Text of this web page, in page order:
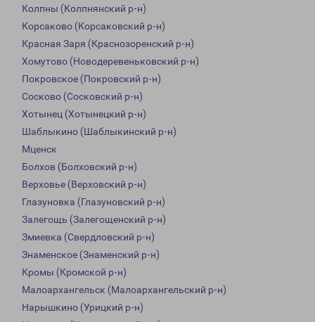
Колпны (Колпнянский р-н)
Корсаково (Корсаковский р-н)
Красная Заря (Краснозоренский р-н)
Хомутово (Новодеревеньковский р-н)
Покровское (Покровский р-н)
Сосково (Сосковский р-н)
Хотынец (Хотынецкий р-н)
Шаблыкино (Шаблыкинский р-н)
Мценск
Болхов (Болховский р-н)
Верховье (Верховский р-н)
Глазуновка (Глазуновский р-н)
Залегощь (Залегощенский р-н)
Змиевка (Свердловский р-н)
Знаменское (Знаменский р-н)
Кромы (Кромской р-н)
Малоархангельск (Малоархангельский р-н)
Нарышкино (Урицкий р-н)